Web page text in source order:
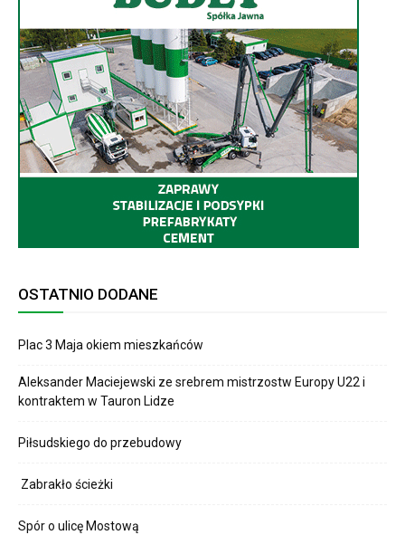
OSTATNIO DODANE
Plac 3 Maja okiem mieszkańców
Aleksander Maciejewski ze srebrem mistrzostw Europy U22 i
kontraktem w Tauron Lidze
Piłsudskiego do przebudowy
Zabrakło ścieżki
Spór o ulicę Mostową